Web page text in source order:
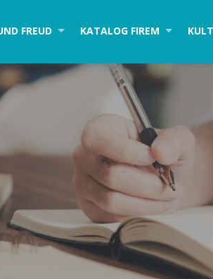
FREUD KATALOG FIREM